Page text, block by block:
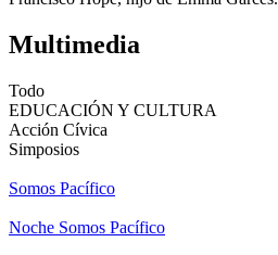
Multimedia
Todo
EDUCACIÓN Y CULTURA
Acción Cívica
Simposios
Somos Pacífico
Noche Somos Pacífico